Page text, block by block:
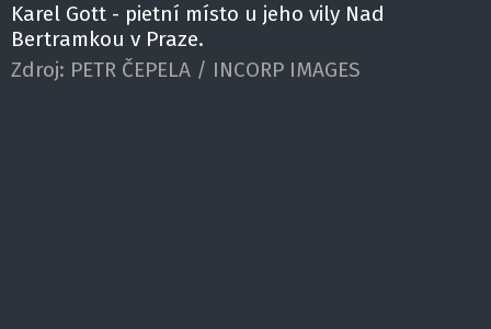
Karel Gott - pietní místo u jeho vily Nad
Bertramkou v Praze.
Zdroj: PETR ČEPELA / INCORP IMAGES